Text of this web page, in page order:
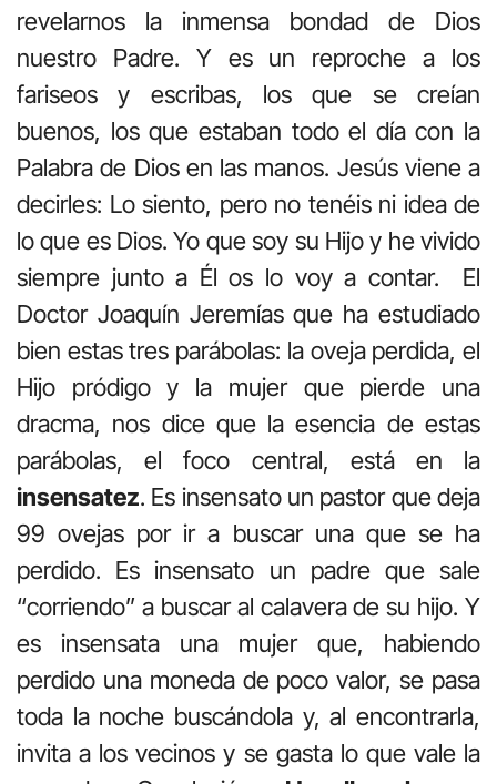
revelarnos la inmensa bondad de Dios
nuestro Padre. Y es un reproche a los
fariseos y escribas, los que se creían
buenos, los que estaban todo el día con la
Palabra de Dios en las manos. Jesús viene a
decirles: Lo siento, pero no tenéis ni idea de
lo que es Dios. Yo que soy su Hijo y he vivido
siempre junto a Él os lo voy a contar. El
Doctor Joaquín Jeremías que ha estudiado
bien estas tres parábolas: la oveja perdida, el
Hijo pródigo y la mujer que pierde una
dracma, nos dice que la esencia de estas
parábolas, el foco central, está en la
insensatez. Es insensato un pastor que deja
99 ovejas por ir a buscar una que se ha
perdido. Es insensato un padre que sale
“corriendo” a buscar al calavera de su hijo. Y
es insensata una mujer que, habiendo
perdido una moneda de poco valor, se pasa
toda la noche buscándola y, al encontrarla,
invita a los vecinos y se gasta lo que vale la